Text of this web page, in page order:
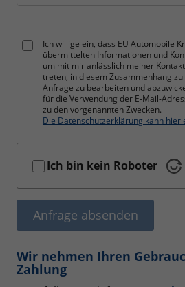
Ich willige ein, dass EU Automobile
übermittelten Informationen und
um mit mir anlässlich meiner
treten, in diesem Zusammenhang
Anfrage zu bearbeiten und
für die Verwendung der E-Mail-
zu den vorgenannten Zwecken.
Die Datenschutzerklärung kann hier
Ich bin kein Roboter
Anfrage absenden
Wir nehmen Ihren
Zahlung